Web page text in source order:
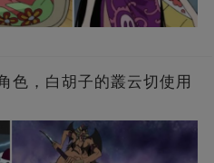
色，白胡子的叢云切使用